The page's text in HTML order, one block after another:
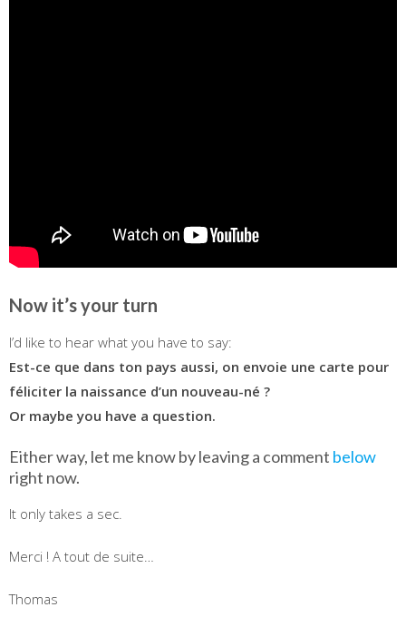
Now it’s your turn
I’d like to hear what you have to say:
Est-ce que dans ton pays aussi, on envoie une carte pour
féliciter la naissance d’un nouveau-né ?
Or maybe you have a question.
Either way, let me know by leaving a comment below
right now.
It only takes a sec.
Merci ! A tout de suite…
Thomas